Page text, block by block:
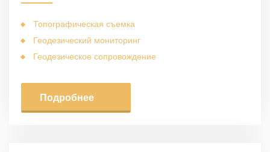
Топографическая съемка
Геодезический мониторинг
Геодезическое сопровождение
Подробнее